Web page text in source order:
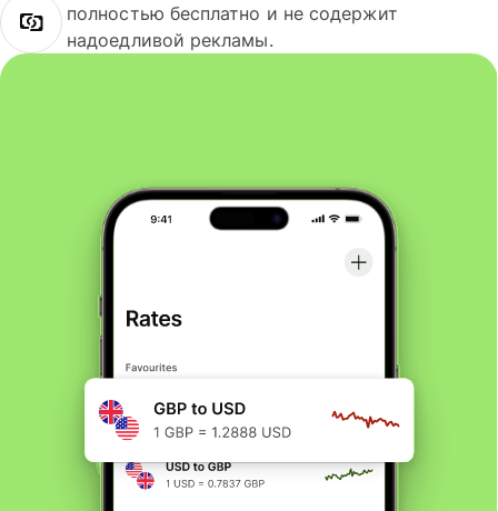
полностью бесплатно и не содержит
надоедливой рекламы.